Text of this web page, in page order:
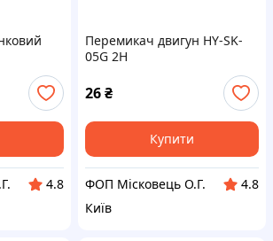
4.8
Перемикач двигун HY-SK-
05G 2H
26₴
Купити
ФОП Місковець О.Г.
4.8
Київ